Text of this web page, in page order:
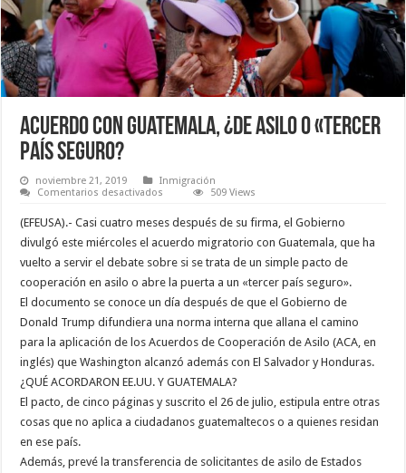
Acuerdo con Guatemala, ¿de asilo o «tercer
país seguro?
noviembre 21, 2019
Inmigración
Comentarios desactivados
Guatemala,
¿de
asilo
o
país
seguro?
509 Views
(EFEUSA).- Casi cuatro meses después de su firma, el Gobierno
divulgó este miércoles el acuerdo migratorio con Guatemala, que ha
vuelto a servir el debate sobre si se trata de un simple pacto de
cooperación en asilo o abre la puerta a un «tercer país seguro».
El documento se conoce un día después de que el Gobierno de
Donald Trump difundiera una norma interna que allana el camino
para la aplicación de los Acuerdos de Cooperación de Asilo (ACA, en
inglés) que Washington alcanzó además con El Salvador y Honduras.
¿QUÉ ACORDARON EE.UU. Y GUATEMALA?
El pacto, de cinco páginas y suscrito el 26 de julio, estipula entre otras
cosas que no aplica a ciudadanos guatemaltecos o a quienes residan
en ese país.
Además, prevé la transferencia de solicitantes de asilo de Estados